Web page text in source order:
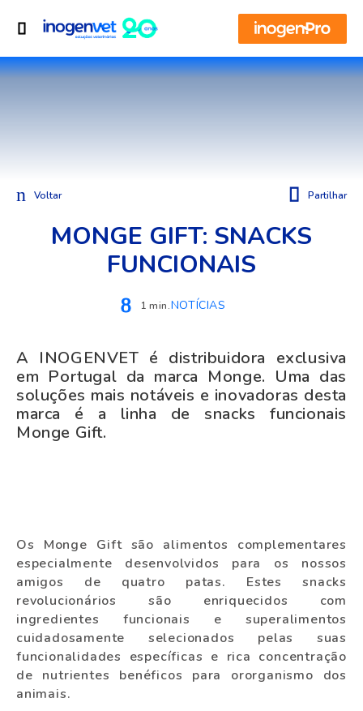
Voltar Partilhar
MONGE GIFT: SNACKS
FUNCIONAIS
NOTÍCIAS
1 min.
A INOGENVET é distribuidora exclusiva
em Portugal da marca Monge. Uma das
soluções mais notáveis e inovadoras desta
marca é a linha de snacks funcionais
Monge Gift.
Os Monge Gift são alimentos complementares
especialmente desenvolvidos para os nossos
amigos de quatro patas. Estes snacks
revolucionários são enriquecidos com
ingredientes funcionais e superalimentos
cuidadosamente selecionados pelas suas
funcionalidades específicas e rica concentração
de nutrientes benéficos para ororganismo dos
animais.